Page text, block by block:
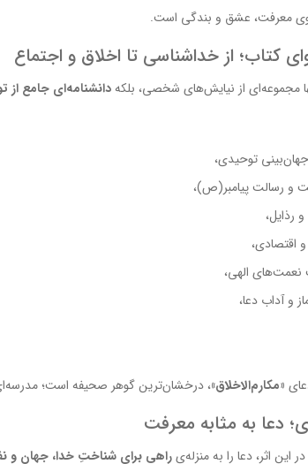
معرفت، عشق و بندگی است.
کتاب؛ از خداشناسی تا اخلاق و اجتماع
مجموعه‌ای از نیایش‌های شخصی، بلکهدانشنامه‌ای جامع از
توحیدی،
و رسالت پیامبر(ص)،
رذایل،
اقتصادی،
الهی،
و آداب دعا،
«مکارم‌الاخلاق»، درخشان‌ترین گوهر صحیفه است؛
دعا به مثابه معرفت
این اثر، دعا را به منزله‌یراهی برای شناختِ خدا، جهان و